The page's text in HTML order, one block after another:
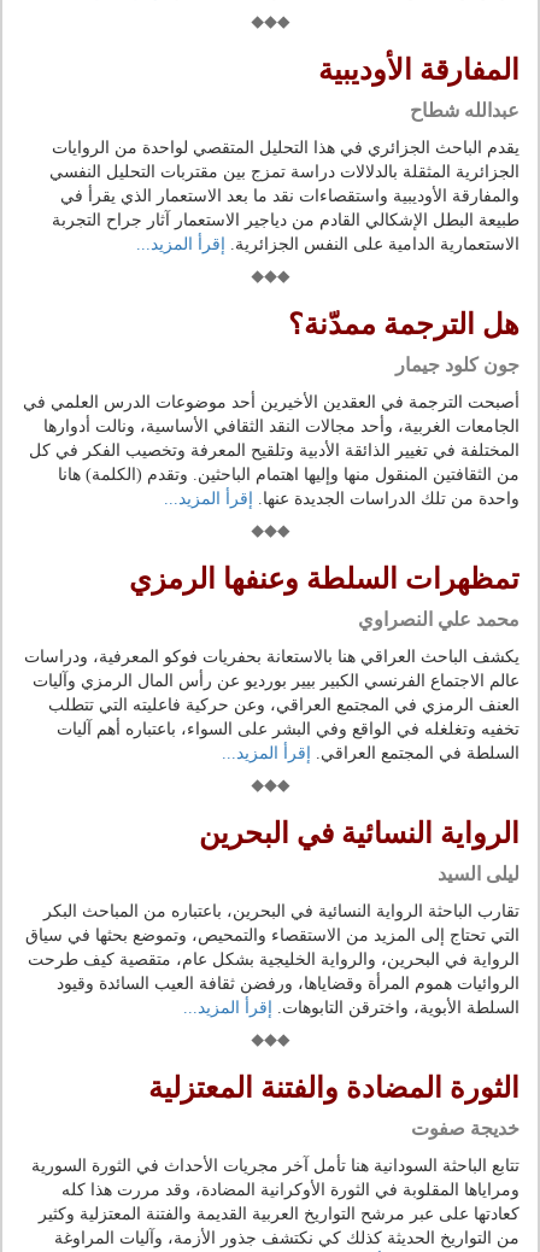
المفارقة الأوديبية
عبدالله شطاح
يقدم الباحث الجزائري في هذا التحليل المتقصي لواحدة من الروايات
الجزائرية المثقلة بالدلالات دراسة تمزج بين مقتربات التحليل النفسي
والمفارقة الأوديبية واستقصاءات نقد ما بعد الاستعمار الذي يقرأ في
طبيعة البطل الإشكالي القادم من دياجير الاستعمار آثار جراح التجربة
الاستعمارية الدامية على النفس الجزائرية.
إقرأ المزيد...
هل الترجمة ممدّنة؟
جون كلود جيمار
أصبحت الترجمة في العقدين الأخيرين أحد موضوعات الدرس العلمي في
الجامعات الغربية، وأحد مجالات النقد الثقافي الأساسية، ونالت أدوارها
المختلفة في تغيير الذائقة الأدبية وتلقيح المعرفة وتخصيب الفكر في كل
من الثقافتين المنقول منها وإليها اهتمام الباحثين. وتقدم (الكلمة) هانا
واحدة من تلك الدراسات الجديدة عنها.
إقرأ المزيد...
تمظهرات السلطة وعنفها الرمزي
محمد علي النصراوي
يكشف الباحث العراقي هنا بالاستعانة بحفريات فوكو المعرفية، ودراسات
عالم الاجتماع الفرنسي الكبير بيير بورديو عن رأس المال الرمزي وآليات
العنف الرمزي في المجتمع العراقي، وعن حركية فاعليته التي تتطلب
تخفيه وتغلغله في الواقع وفي البشر على السواء، باعتباره أهم آليات
السلطة في المجتمع العراقي.
إقرأ المزيد...
الرواية النسائية في البحرين
ليلى السيد
تقارب الباحثة الرواية النسائية في البحرين، باعتباره من المباحث البكر
التي تحتاج إلى المزيد من الاستقصاء والتمحيص، وتموضع بحثها في سياق
الرواية في البحرين، والرواية الخليجية بشكل عام، متقصية كيف طرحت
الروائيات هموم المرأة وقضاياها، ورفضن ثقافة العيب السائدة وقيود
السلطة الأبوية، واخترقن التابوهات.
إقرأ المزيد...
الثورة المضادة والفتنة المعتزلية
خديجة صفوت
تتابع الباحثة السودانية هنا تأمل آخر مجريات الأحداث في الثورة السورية
ومراياها المقلوبة في الثورة الأوكرانية المضادة، وقد مررت هذا كله
كعادتها على عبر مرشح التواريخ العربية القديمة والفتنة المعتزلية وكثير
من التواريخ الحديثة كذلك كي نكتشف جذور الأزمة، وآليات المراوغة